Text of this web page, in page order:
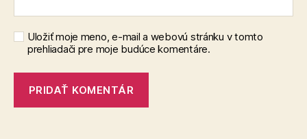
Uložiť moje meno, e-mail a webovú stránku v tomto
prehliadači pre moje budúce komentáre.